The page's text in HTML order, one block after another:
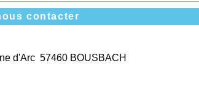
contacter
d'Arc 57460 BOUSBACH